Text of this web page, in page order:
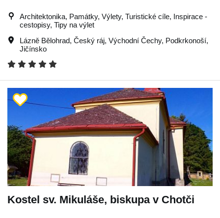
Architektonika, Památky, Výlety, Turistické cíle, Inspirace -
cestopisy, Tipy na výlet
Lázně Bělohrad, Český ráj, Východní Čechy, Podkrkonoší,
Jičínsko
Kostel sv. Mikuláše, biskupa v Chotči